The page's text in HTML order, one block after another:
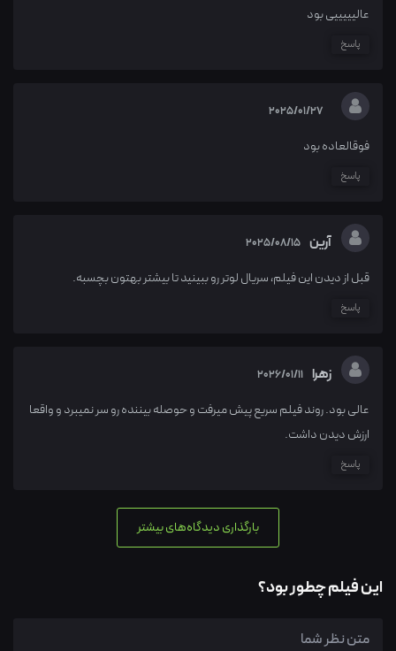
عالیییییی بود
پاسخ
2025/01/27
فوقالعاده بود
پاسخ
آرین 2025/08/15
قبل از دیدن این فیلم، سریال لوتر رو ببینید تا بیشتر بهتون بچسبه.
پاسخ
زهرا 2026/01/11
عالی بود. روند فیلم سریع پیش میرفت و حوصله بیننده رو سر نمیبرد و واقعا
ارزش دیدن داشت.
پاسخ
بارگذاری دیدگاه‌های بیشتر
این فیلم چطور بود؟